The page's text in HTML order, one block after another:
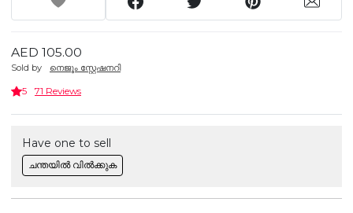
AED 105.00
Sold by നെജൂം സ്റ്റേഷനറി
5 71 Reviews
Have one to sell
ചന്തയിൽ വിൽക്കുക